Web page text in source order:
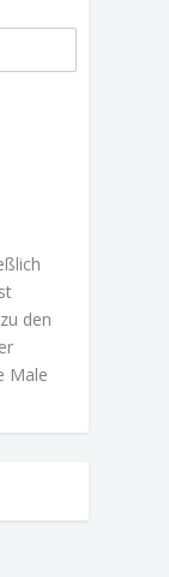
den
Male